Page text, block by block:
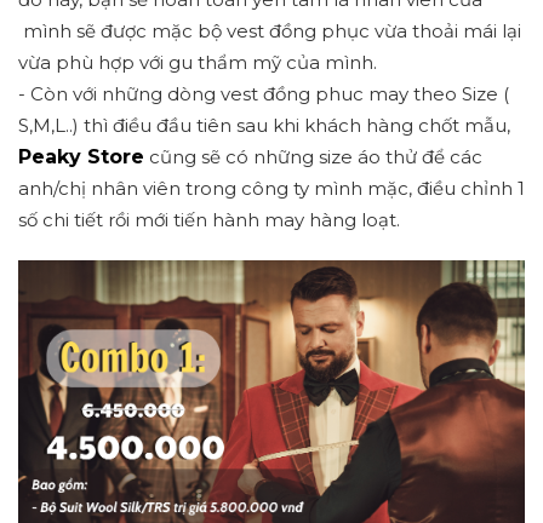
mình sẽ được mặc bộ vest đồng phục vừa thoải mái lại
vừa phù hợp với gu thẩm mỹ của mình.
- Còn với những dòng vest đồng phuc may theo Size (
S,M,L..) thì điều đầu tiên sau khi khách hàng chốt mẫu,
Peaky Store cũng sẽ có những size áo thử để các
anh/chị nhân viên trong công ty mình mặc, điều chỉnh 1
số chi tiết rồi mới tiến hành may hàng loạt.